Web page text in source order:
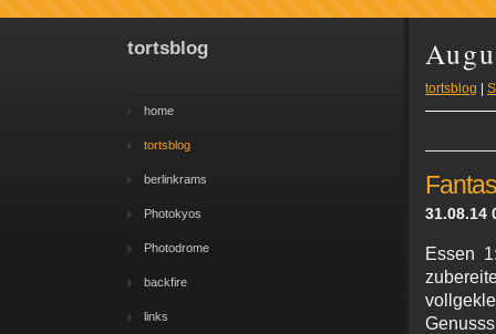
tortsblog
home
tortsblog
berlinkrams
Photokyos
Photodrome
backfire
links
tortsblog
31.08.14
Essen